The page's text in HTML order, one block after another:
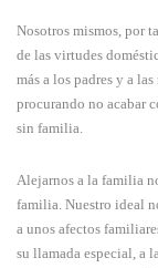
Nosotros mismos, por
de las virtudes
más a los padres y a
procurando no acabar
sin familia.
Alejarnos a la familia
familia. Nuestro ideal
a unos afectos
su llamada especial, a